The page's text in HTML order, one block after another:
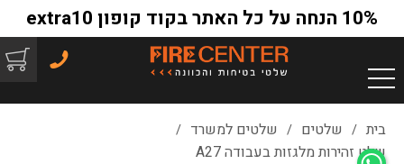
10% הנחה על כל האתר בקוד קופון extra10
בית / שלטים / שלטים למשרד /
שלט זהירות מלגזות בעבודה A27